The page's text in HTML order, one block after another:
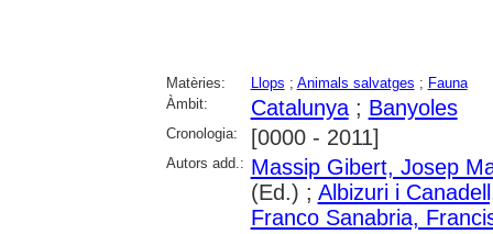
Matèries: Llops ; Animals salvatges ; Fauna
Àmbit:
Catalunya; Banyoles
Cronologia: [0000 - 2011]
Autors add.: Massip Gibert, Josep
(Ed.) ; Albizuri i
Franco Sanabria,